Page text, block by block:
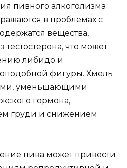
пивного алкоголизма
в проблемах с
вещества,
что может
либидо и
фигуры. Хмель
уменьшающими
гормона,
груди и снижением
пива может привести